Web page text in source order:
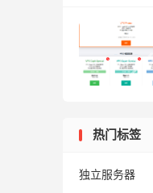
热门标签
独立服务器